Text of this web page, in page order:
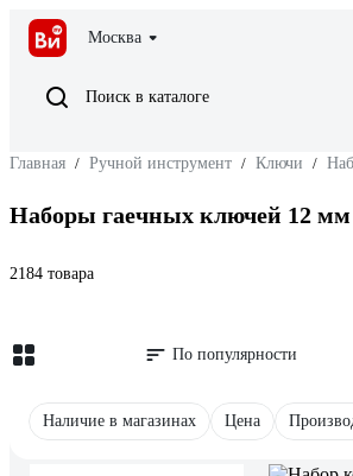
Москва
Поиск в каталоге
Главная / Ручной инструмент / Ключи /
Наборы гаечных ключей 12
2184 товара
По популярности
Наличие в магазинах Цена